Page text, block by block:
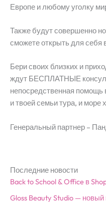
Европе и любому уголку
Также будут совершенно
сможете открыть для себя
Бери своих близких и
ждут БЕСПЛАТНЫЕ
непосредственная помощь
и твоей семьи тура, и море
Генеральный партнер –
Последние новости
Back to School & Office в
Gloss Beauty Studio — новый